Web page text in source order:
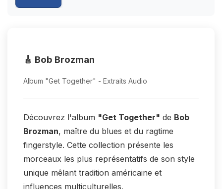
🎸 Bob Brozman
Album "Get Together" - Extraits Audio
Découvrez l'album "Get Together" de Bob
Brozman, maître du blues et du ragtime
fingerstyle. Cette collection présente les
morceaux les plus représentatifs de son style
unique mêlant tradition américaine et
influences multiculturelles.